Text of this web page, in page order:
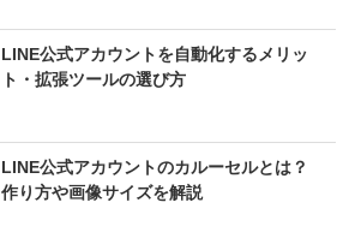
LINE公式アカウントを自動化するメリッ
ト・拡張ツールの選び方
LINE公式アカウントのカルーセルとは？
作り方や画像サイズを解説